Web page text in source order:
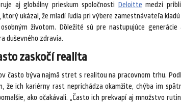
aj globálny prieskum spoločnosti Deloitte medzi
ukázal, že mladí ľudia pri výbere zamestnávateľa
životom. Dôležité sú pre nastupujúce generácie
duševného zdravia.
zaskočí realita
často býva najmä stret s realitou na pracovnom trhu.
že ich kariérny rast neprichádza okamžite, chýba im
ako očakávali. „Často ich prekvapí aj množstvo